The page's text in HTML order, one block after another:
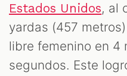
Estados Unidos, al
yardas (457
libre femenino en 4
segundos. Este